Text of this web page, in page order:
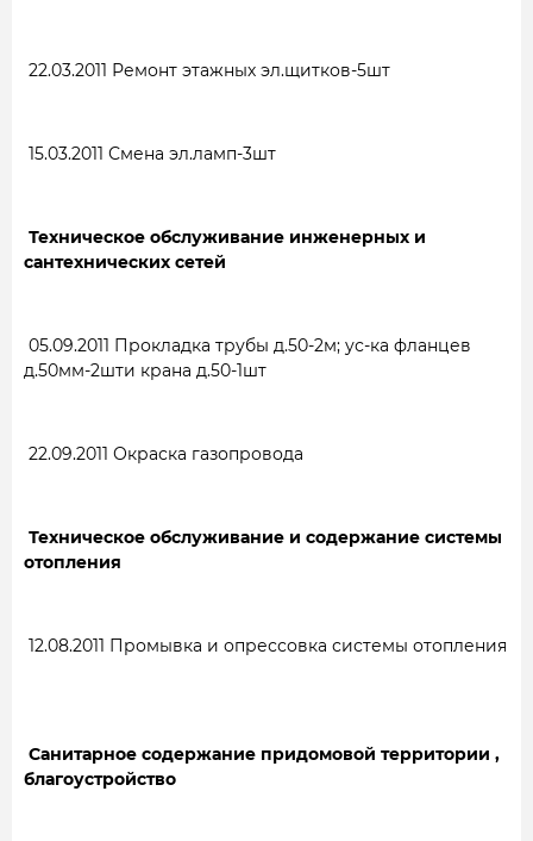
22.03.2011 Ремонт этажных эл.щитков-5шт
15.03.2011 Смена эл.ламп-3шт
Техническое обслуживание инженерных и
сантехнических сетей
05.09.2011 Прокладка трубы д.50-2м; ус-ка фланцев
д.50мм-2шти крана д.50-1шт
22.09.2011 Окраска газопровода
Техническое обслуживание и содержание системы
отопления
12.08.2011 Промывка и опрессовка системы отопления
Санитарное содержание придомовой территории ,
благоустройство